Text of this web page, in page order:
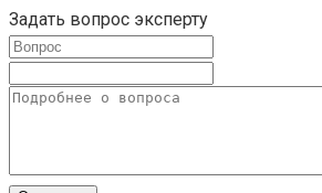
Задать вопрос эксперту